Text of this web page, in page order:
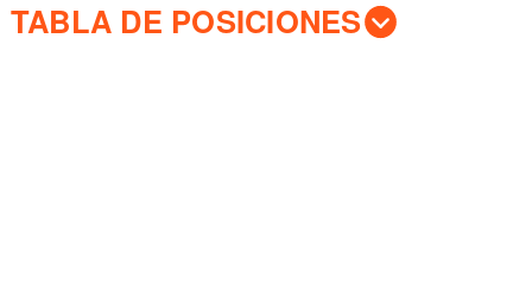
TABLA DE POSICIONES